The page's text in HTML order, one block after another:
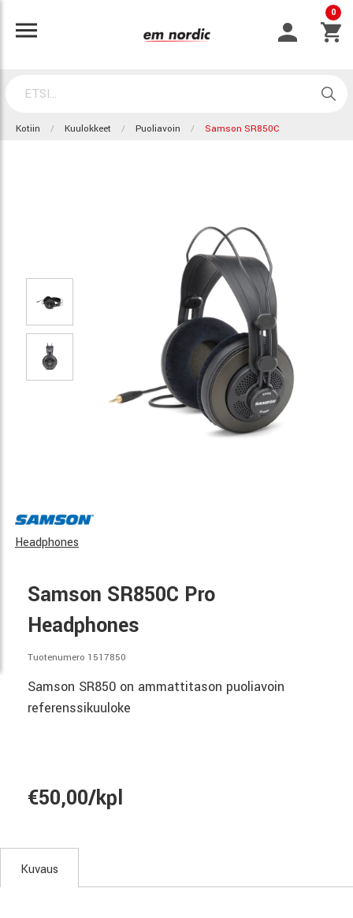
0
Kotiin Kuulokkeet Puoliavoin Samson SR850C
Headphones
Samson SR850C Pro
Headphones
Tuotenumero 1517850
Samson SR850 on ammattitason puoliavoin
referenssikuuloke
€50,00/kpl
Kuvaus